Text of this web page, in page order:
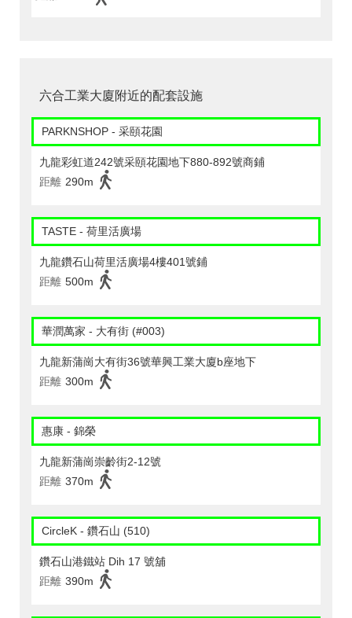
六合工業大廈附近的配套設施
PARKNSHOP - 采頤花園
九龍彩虹道242號采頤花園地下880-892號商鋪
距離 290m
TASTE - 荷里活廣場
九龍鑽石山荷里活廣場4樓401號鋪
距離 500m
華潤萬家 - 大有街 (#003)
九龍新蒲崗大有街36號華興工業大廈b座地下
距離 300m
惠康 - 錦榮
九龍新蒲崗崇齡街2-12號
距離 370m
CircleK - 鑽石山 (510)
鑽石山港鐵站 Dih 17 號舖
距離 390m